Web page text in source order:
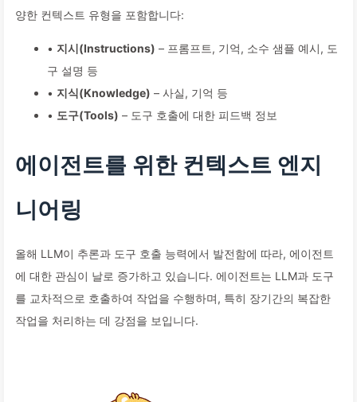
양한 컨텍스트 유형을 포함합니다:
• 지시(Instructions) – 프롬프트, 기억, 소수 샘플 예시, 도
구 설명 등
• 지식(Knowledge) – 사실, 기억 등
• 도구(Tools) – 도구 호출에 대한 피드백 정보
에이전트를 위한 컨텍스트 엔지
니어링
올해 LLM이 추론과 도구 호출 능력에서 발전함에 따라, 에이전트
에 대한 관심이 날로 증가하고 있습니다. 에이전트는 LLM과 도구
를 교차적으로 호출하여 작업을 수행하며, 특히 장기간의 복잡한
작업을 처리하는 데 강점을 보입니다.